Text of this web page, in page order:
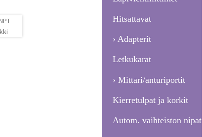
Hitsattavat
Adapterit
Letkukarat
Mittari/anturiportit
Kierretulpat ja korkit
Autom. vaihteiston nipat